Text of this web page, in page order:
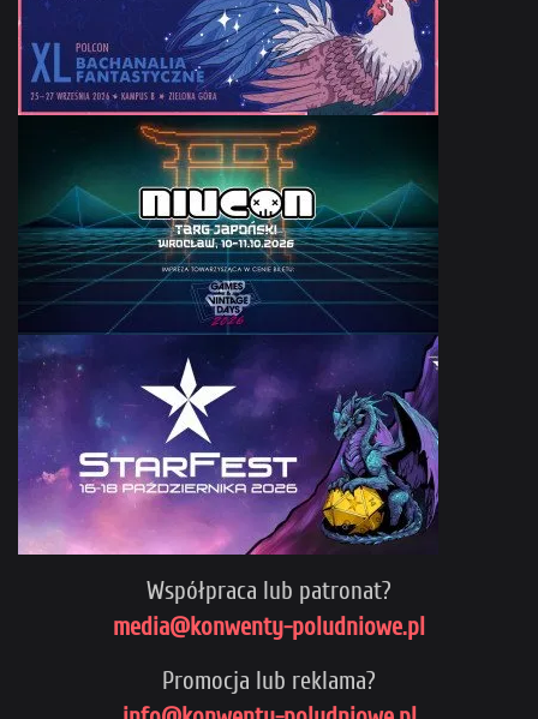
Współpraca lub patronat?
media@konwenty-poludniowe.pl
Promocja lub reklama?